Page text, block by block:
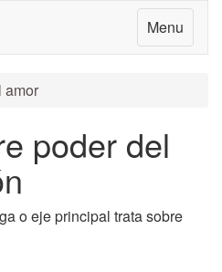
Menu
amor
poder del
o eje principal trata sobre